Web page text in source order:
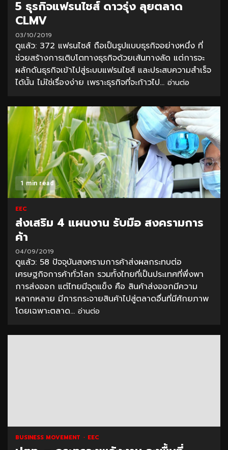
5 ธุรกิจแฟรนไชส์ ดาวรุ่ง ลุยตลาด
CLMV
03/10/2019
ดูแล้ว: 372 แฟรนไชส์ ถือเป็นรูปแบบธุรกิจอย่างหนึ่ง ที่
ช่วยสร้างการเติบโตทางธุรกิจด้วยเส้นทางลัด แต่การจะ
ผลักดันธุรกิจเข้าไปสู่ระบบแฟรนไชส์ และประสบความสำเร็จ
ได้นั้น ไม่ใช่เรื่องง่าย เพราะธุรกิจที่จะก้าวไป... อ่านต่อ
1 min read
EEC
ส่งเสริม 4 แผนงาน รับมือ สงครามการ
ค้า
04/09/2019
ดูแล้ว: 58 ปัจจุบันสงครามการค้าส่งผลกระทบต่อ
เศรษฐกิจการค้าทั่วโลก รวมทั้งไทยที่เป็นประเทศที่พึ่งพา
การส่งออก แต่ไทยมีจุดแข็ง คือ สินค้าส่งออกมีความ
หลากหลาย มีการกระจายสินค้าไปสู่ตลาดอื่นที่มีศักยภาพ
โดยเฉพาะตลาด... อ่านต่อ
BUSINESS MOVEMENT EEC